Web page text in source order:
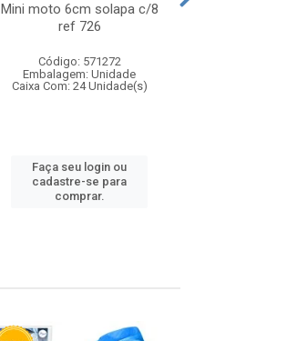
Mini moto 6cm solapa c/8
ref 726
Código: 571272
Embalagem: Unidade
Caixa Com: 24 Unidade(s)
Faça seu login ou
cadastre-se para
comprar.